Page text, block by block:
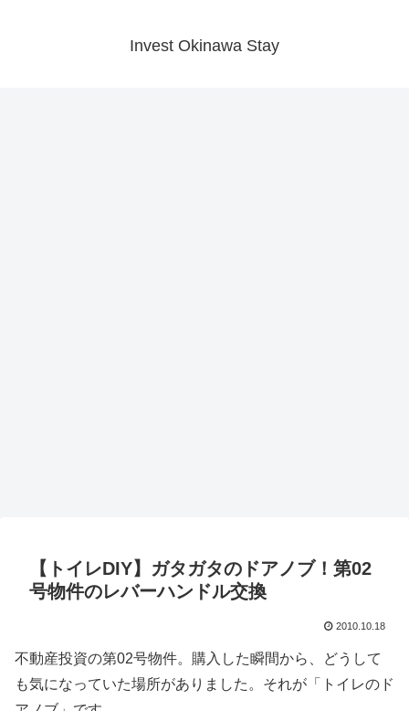
Invest Okinawa Stay
【トイレDIY】ガタガタのドアノブ！第02
号物件のレバーハンドル交換
2010.10.18
不動産投資の第02号物件。購入した瞬間から、どうして
も気になっていた場所がありました。それが「トイレのド